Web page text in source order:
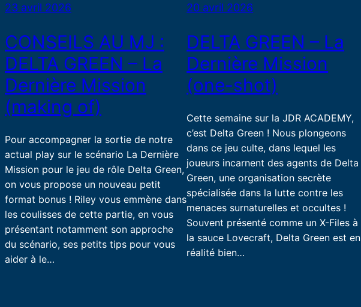
23 avril 2026
CONSEILS AU MJ :
DELTA GREEN – La
Dernière Mission
(making of)
Pour accompagner la sortie de notre
actual play sur le scénario La Dernière
Mission pour le jeu de rôle Delta Green,
on vous propose un nouveau petit
format bonus ! Riley vous emmène dans
les coulisses de cette partie, en vous
présentant notamment son approche
du scénario, ses petits tips pour vous
aider à le…
20 avril 2026
DELTA GREEN – La
Dernière Mission
(one-shot)
Cette semaine sur la JDR ACADEMY,
c’est Delta Green ! Nous plongeons
dans ce jeu culte, dans lequel les
joueurs incarnent des agents de Delta
Green, une organisation secrète
spécialisée dans la lutte contre les
menaces surnaturelles et occultes !
Souvent présenté comme un X-Files à
la sauce Lovecraft, Delta Green est en
réalité bien…